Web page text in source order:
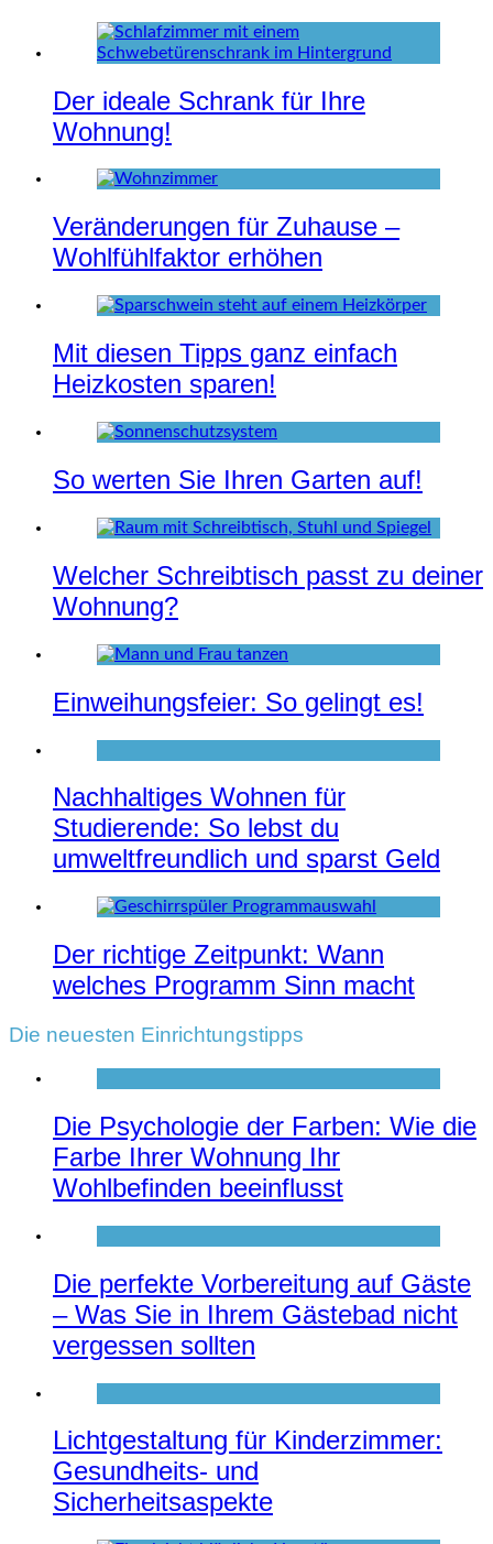
Der ideale Schrank für Ihre
Wohnung!
Veränderungen für Zuhause –
Wohlfühlfaktor erhöhen
Mit diesen Tipps ganz einfach
Heizkosten sparen!
So werten Sie Ihren Garten auf!
Welcher Schreibtisch passt zu deiner
Wohnung?
Einweihungsfeier: So gelingt es!
Nachhaltiges Wohnen für
Studierende: So lebst du
umweltfreundlich und sparst Geld
Der richtige Zeitpunkt: Wann
welches Programm Sinn macht
Die neuesten Einrichtungstipps
Die Psychologie der Farben: Wie die
Farbe Ihrer Wohnung Ihr
Wohlbefinden beeinflusst
Die perfekte Vorbereitung auf Gäste
– Was Sie in Ihrem Gästebad nicht
vergessen sollten
Lichtgestaltung für Kinderzimmer:
Gesundheits- und
Sicherheitsaspekte